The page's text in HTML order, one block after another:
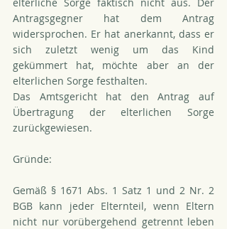
Antragsgegner hat dem Antrag
widersprochen. Er hat anerkannt, dass er
sich zuletzt wenig um das Kind
gekümmert hat, möchte aber an der
elterlichen Sorge festhalten.
Das Amtsgericht hat den Antrag auf
Übertragung der elterlichen Sorge
zurückgewiesen.
Gründe:
Gemäß § 1671 Abs. 1 Satz 1 und 2 Nr. 2
BGB kann jeder Elternteil, wenn Eltern
nicht nur vorübergehend getrennt leben